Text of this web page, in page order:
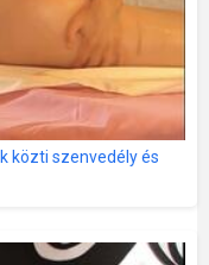
közti szenvedély és